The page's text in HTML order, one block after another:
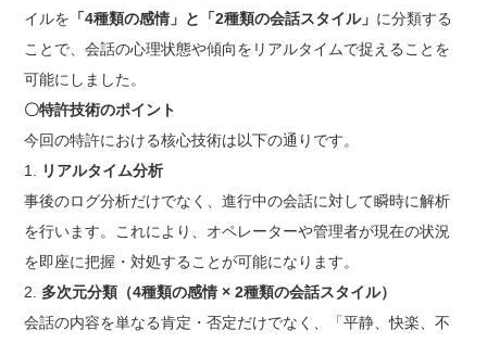
イルを 「4種類の感情」と「2種類の会話スタイル」 に分類する
ことで、会話の心理状態や傾向をリアルタイムで捉えることを
可能にしました。
〇特許技術のポイント
今回の特許における核心技術は以下の通りです。
1.
リアルタイム分析
事後のログ分析だけでなく、進行中の会話に対して瞬時に解析
を行います。これにより、オペレーターや管理者が現在の状況
を即座に把握・対処することが可能になります。
2. 多次元分類（4種類の感情 × 2種類の会話スタイル）
会話の内容を単なる肯定・否定だけでなく、「平静、快楽、不